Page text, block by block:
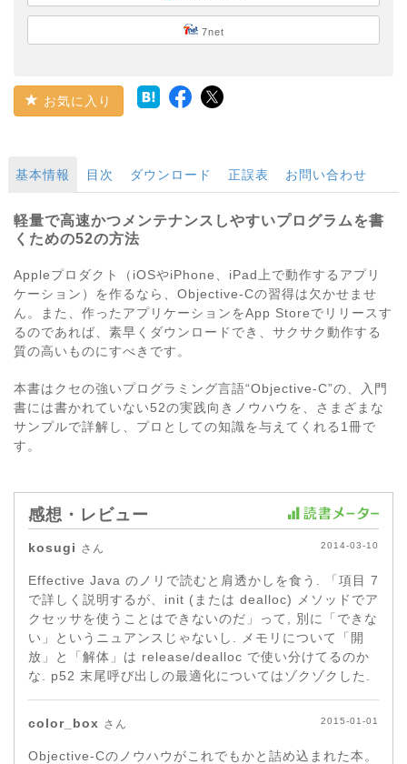
7net
お気に入り
基本情報 目次 ダウンロード 正誤表 お問い合わせ
軽量で高速かつメンテナンスしやすいプログラムを書
くための52の方法
Appleプロダクト（iOSやiPhone、iPad上で動作するアプリ
ケーション）を作るなら、Objective-Cの習得は欠かせませ
ん。また、作ったアプリケーションをApp Storeでリリースす
るのであれば、素早くダウンロードでき、サクサク動作する
質の高いものにすべきです。
本書はクセの強いプログラミング言語“Objective-C”の、入門
書には書かれていない52の実践向きノウハウを、さまざまな
サンプルで詳解し、プロとしての知識を与えてくれる1冊で
す。
感想・レビュー
kosugi さん 2014-03-10
Effective Java のノリで読むと肩透かしを食う. 「項目 7
で詳しく説明するが、init (または dealloc) メソッドでア
クセッサを使うことはできないのだ」って, 別に「できな
い」というニュアンスじゃないし. メモリについて「開
放」と「解体」は release/dealloc で使い分けてるのか
な. p52 末尾呼び出しの最適化についてはゾクゾクした.
color_box さん 2015-01-01
Objective-Cのノウハウがこれでもかと詰め込まれた本。